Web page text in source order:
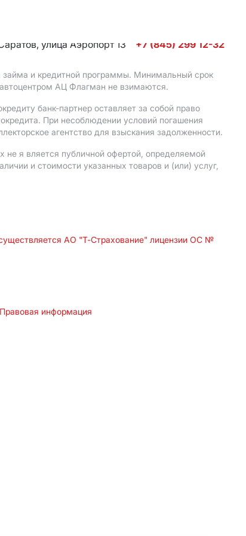
улица Аэропорт 13
+7 (845) 299 12-32
займа и кредитной программы. Минимальный срок
АЦ Флагман не взимаются.
банк-партнер оставляет за собой право
При несоблюдении условий погашения
агентство для взыскания задолженности.
не я вляется публичной офертой, определяемой
и стоимости указанных товаров и (или) услуг,
АО "Т-Страхование" лицензии ОС №
Правовая информация